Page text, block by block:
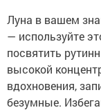
Луна в вашем
— используйте
посвятить
высокой
вдохновения,
безумные.